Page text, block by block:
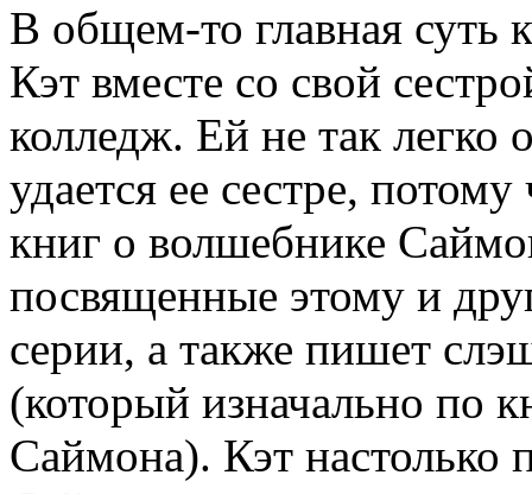
В общем-то главная суть
Кэт вместе со свой
колледж. Ей не так легко
удается ее сестре,
книг о волшебнике
посвященные этому и
серии, а также пишет
(который изначально по
Саймона). Кэт